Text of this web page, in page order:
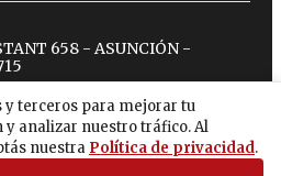
terceros para mejorar tu
analizar nuestro tráfico. Al
nuestra Política de privacidad.
658 - ASUNCIÓN -
tiktokyoutubespotify